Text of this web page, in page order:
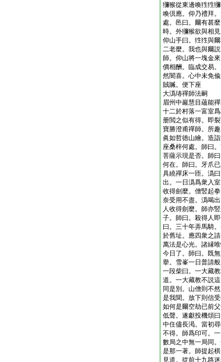
獼猴從東邊喚狌狌
喚倶應。仰乃禮拜
處。邑曰。爾有甚
時。外獼猴欲與相
仰山手曰。狌狌與
二老麼。我也與爾
師。仰山將一塊金
價相酬。臨成交易
然闇喜。心中未免
賊贓。便下座
大潙瑃禪師法嗣
眉州中巖慧目蘊能
十二於村落一富室
册閲之似有得。即
寶勝澄甫禪師。所
眞如哲徳山繪。造
座桑梓何處。師曰
菩薩示現是否。師
何在。師曰。牙爪
具繞禪床一匝。潙
出。一日潙爲衆入
收得劍麼。僧竪起
奈受用不盡。潙喝
人收得劍麼。師亦
子。師曰。殺得人
曰。三十年弄馬騎
於舊址。應四衆之
萬法是心光。諸縁
今日了。師曰。既
擧。雪峯一日普請
一段柴曰。一大藏
道。一大藏教不説
同是別。山僧則不
是我聞。放下則信
如何是爾空劫已前
低聲。遂獻投機頌
中住儘長渇。當初
不得。師爲印可。
數局之中無一局同
是那一著。師提起
見道。從前十九路